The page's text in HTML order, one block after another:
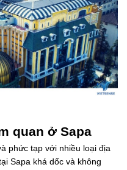
quan ở Sapa
phức tạp với nhiều loại địa
Sapa khá dốc và không